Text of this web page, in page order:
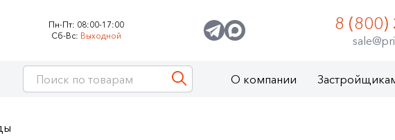
Пн-Пт: 08:00-17:00
Сб-Вс: Выходной
8 (800)
О компании